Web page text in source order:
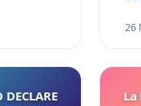
26
DECLARE